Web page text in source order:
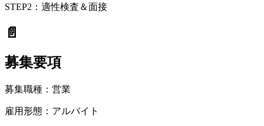
STEP2：適性検査＆面接
📄
募集要項
募集職種： 営業
雇用形態： アルバイト